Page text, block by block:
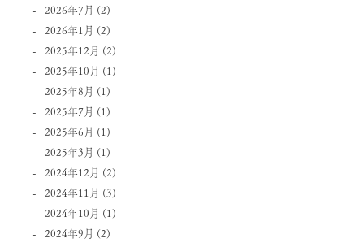
2026年7月 (2)
2026年1月 (2)
2025年12月 (2)
2025年10月 (1)
2025年8月 (1)
2025年7月 (1)
2025年6月 (1)
2025年3月 (1)
2024年12月 (2)
2024年11月 (3)
2024年10月 (1)
2024年9月 (2)